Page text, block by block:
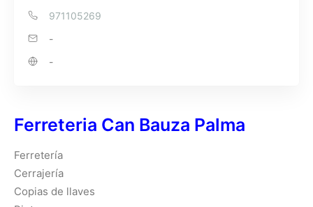
971105269
-
-
Ferreteria Can Bauza Palma
Ferretería
Cerrajería
Copias de llaves